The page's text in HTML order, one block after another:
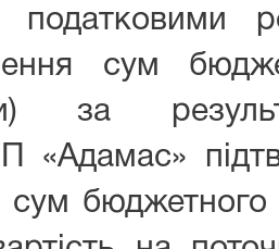
податковими
сум
за
«Адамас»
сум бюджетного